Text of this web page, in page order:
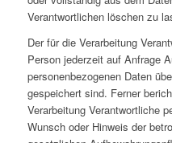
Verantwortlichen löschen zu
Der für die Verarbeitung
Person jederzeit auf Anfrage
personenbezogenen Daten
gespeichert sind. Ferner
Verarbeitung Verantwortliche
Wunsch oder Hinweis der